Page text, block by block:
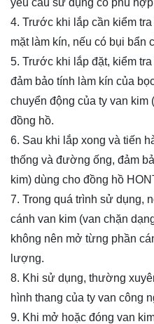
yêu cầu sử dụng có phù
4. Trước khi lắp cần kiểm
mặt làm kín, nếu có bụi bẩn
5. Trước khi lắp đặt, kiểm
đảm bảo tính làm kín của
chuyển động của ty van kim
đồng hồ.
6. Sau khi lắp xong và tiến
thống và đường ống, đảm
kim) dùng cho đồng hồ
7. Trong quá trình sử dụng,
cánh van kim (van chặn
không nên mở từng phần
lượng.
8. Khi sử dụng, thường
hình thang của ty van công
9. Khi mở hoặc đóng van